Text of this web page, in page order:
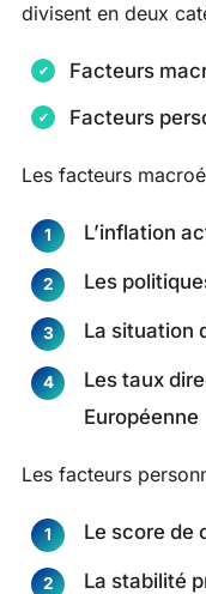
divisent en deux
Facteurs
Facteurs
Les facteurs
L’inflation
Les
La situation
Les taux
Européenne
Les facteurs
Le score de
La stabilité